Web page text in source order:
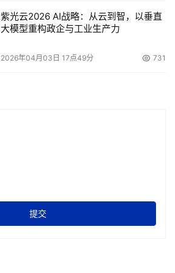
紫光云2026 AI战略：从云到智，以垂直
大模型重构政企与工业生产力
2026年04月03日 17点49分 731
提交